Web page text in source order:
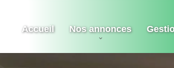
Accueil Nos annonces